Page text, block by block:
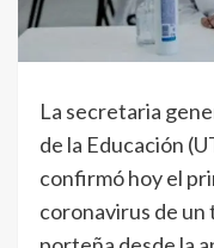
La secretaria
de la Educación
confirmó hoy el
coronavirus de un